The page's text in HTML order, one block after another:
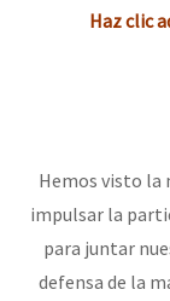
Haz clic
Hemos visto la
impulsar la
para juntar
defensa de la